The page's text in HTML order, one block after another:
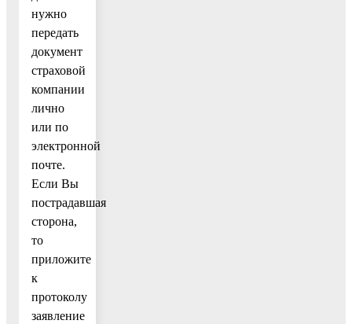
нужно
передать
документ
страховой
компании
лично
или по
электронной
почте.
Если Вы
пострадавшая
сторона,
то
приложите
к
протоколу
заявление